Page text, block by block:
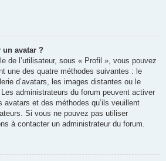
un avatar ?
de l’utilisateur, sous « Profil », vous pouvez
une des quatre méthodes suivantes : le
d’avatars, les images distantes ou le
administrateurs du forum peuvent activer
avatars et des méthodes qu’ils veuillent
Si vous ne pouvez pas utiliser
à contacter un administrateur du forum.